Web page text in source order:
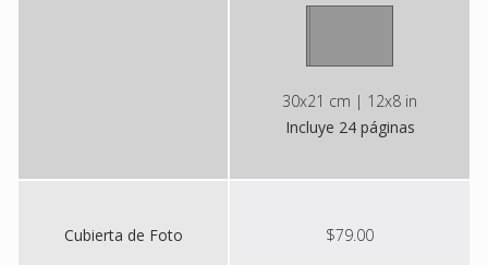
30x21 cm | 12x8 in
Incluye 24 páginas
Cubierta de Foto $79.00